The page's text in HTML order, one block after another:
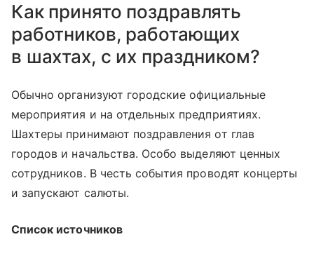
Как принято поздравлять
работников, работающих
в шахтах, с их праздником?
Обычно организуют городские официальные
мероприятия и на отдельных предприятиях.
Шахтеры принимают поздравления от глав
городов и начальства. Особо выделяют ценных
сотрудников. В честь события проводят концерты
и запускают салюты.
Список источников